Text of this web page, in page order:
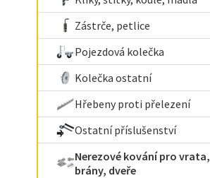
Zástrče, petlice
Pojezdová kolečka
Kolečka ostatní
Hřebeny proti přelezení
Ostatní příslušenství
Nerezové kování pro vrata,
brány, dveře